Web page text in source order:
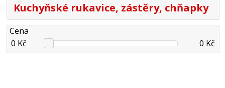
Kuchyňské rukavice, zástěry, chňapky
Cena
0 Kč
0 Kč